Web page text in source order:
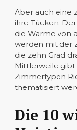
Aber auch eine
ihre Tücken.
die Wärme von
werden mit der
die zehn Grad
Mittlerweile gibt
Zimmertypen
thematisiert
Die 10